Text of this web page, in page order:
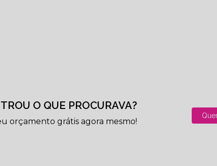
O QUE PROCURAVA?
orçamento grátis agora mesmo!